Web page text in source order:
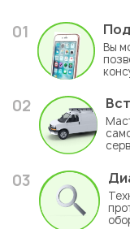
01
Вы
02
03